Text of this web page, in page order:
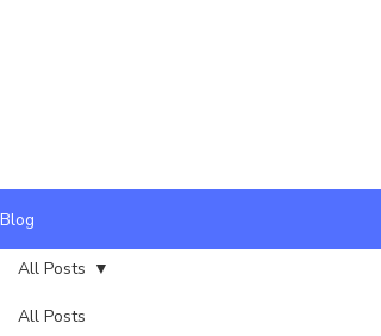
Blog
All Posts
All Posts